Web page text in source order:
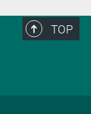
TOP